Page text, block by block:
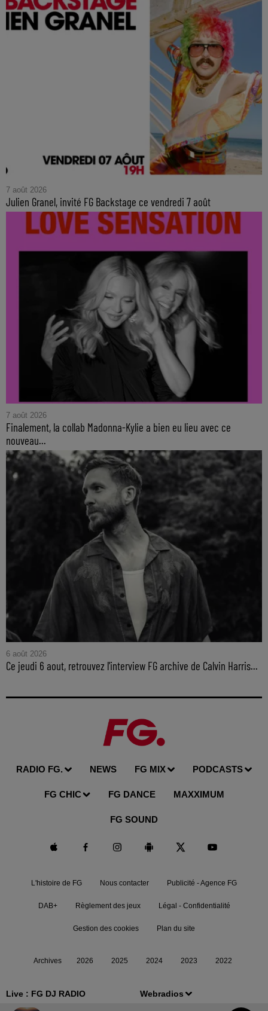
Live : FG DJ RADIO Webradios
7 août 2026
Julien Granel, invité FG Backstage ce vendredi 7 août
7 août 2026
Finalement, la collab Madonna-Kylie a bien eu lieu avec ce
nouveau...
6 août 2026
Ce jeudi 6 aout, retrouvez l'interview FG archive de Calvin Harris...
RADIO FG. NEWS FG MIX PODCASTS
FG CHIC FG DANCE MAXXIMUM
FG SOUND
L'histoire de FG Nous contacter Publicité - Agence FG
DAB+ Règlement des jeux Légal - Confidentialité
Gestion des cookies Plan du site
Archives 2026 2025 2024 2023 2022